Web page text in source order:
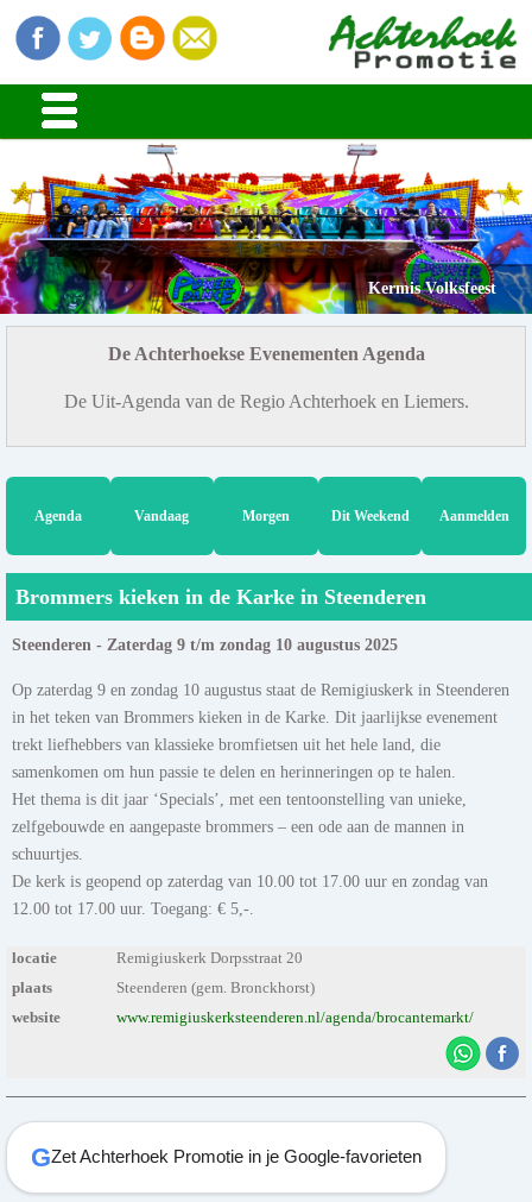
Kermis Volksfeest
De Achterhoekse Evenementen Agenda
De Uit-Agenda van de Regio Achterhoek en Liemers.
Agenda Vandaag Morgen Dit Weekend Aanmelden
Brommers kieken in de Karke in Steenderen
Steenderen - Zaterdag 9 t/m zondag 10 augustus 2025
Op zaterdag 9 en zondag 10 augustus staat de Remigiuskerk in Steenderen
in het teken van Brommers kieken in de Karke. Dit jaarlijkse evenement
trekt liefhebbers van klassieke bromfietsen uit het hele land, die
samenkomen om hun passie te delen en herinneringen op te halen.
Het thema is dit jaar ‘Specials’, met een tentoonstelling van unieke,
zelfgebouwde en aangepaste brommers – een ode aan de mannen in
schuurtjes.
De kerk is geopend op zaterdag van 10.00 tot 17.00 uur en zondag van
12.00 tot 17.00 uur. Toegang: € 5,-.
locatie
Remigiuskerk Dorpsstraat 20
plaats
Steenderen (gem. Bronckhorst)
website
www.remigiuskerksteenderen.nl/agenda/brocantemarkt/
GZet Achterhoek Promotie in je Google-favorieten